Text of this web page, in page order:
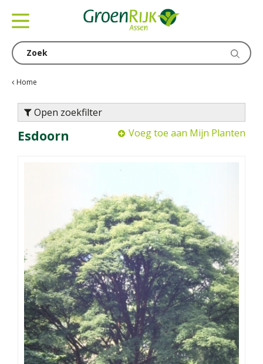
Home
Open zoekfilter
Esdoorn Voeg toe aan Mijn Planten